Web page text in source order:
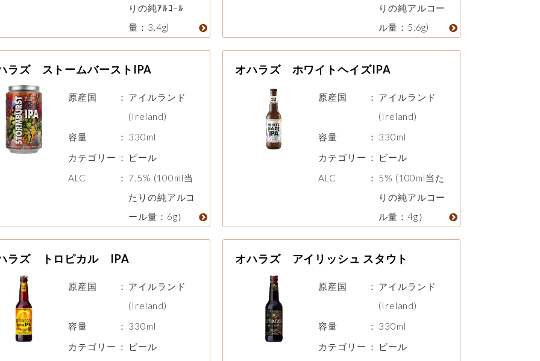
りの純ｱﾙｺｰﾙ
量：3.4g)
りの純アルコー
ル量：5.6g)
ラズ ストームバーストIPA
原産国 ： アイルランド
(Ireland)
容量
： 330ml
カテゴリー ：
ビール
ALC
： 7.5% (100ml当
たりの純アルコ
ール量：6g）
オハラズ ホワイトヘイズIPA
原産国 ： アイルランド
(Ireland)
容量
： 330ml
カテゴリー ：
ビール
ALC
： 5% (100ml当た
りの純アルコー
ル量：4g）
ラズ トロピカル IPA
原産国 ： アイルランド
(Ireland)
容量
： 330ml
カテゴリー ：
ビール
オハラズ アイリッシュ スタウト
原産国 ： アイルランド
(Ireland)
容量
： 330ml
カテゴリー ：
ビール